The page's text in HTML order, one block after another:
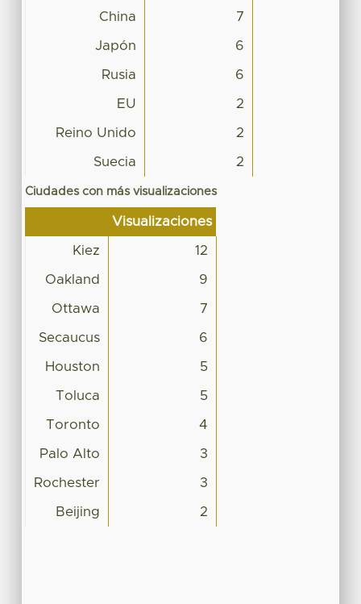
China 7
Japón 6
Rusia 6
EU 2
Reino Unido 2
Suecia 2
Ciudades con más visualizaciones
Visualizaciones
Kiez 12
Oakland 9
Ottawa 7
Secaucus 6
Houston 5
Toluca 5
Toronto 4
Palo Alto 3
Rochester 3
Beijing 2